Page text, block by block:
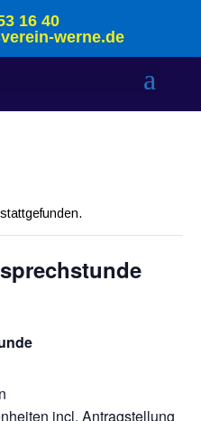
16 40
werne.de
incl. Antragstellung